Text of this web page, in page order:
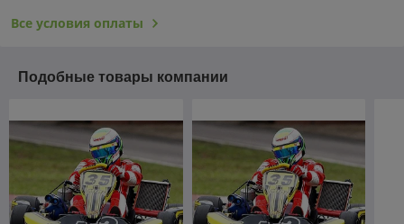
Все условия оплаты
Подобные товары компании